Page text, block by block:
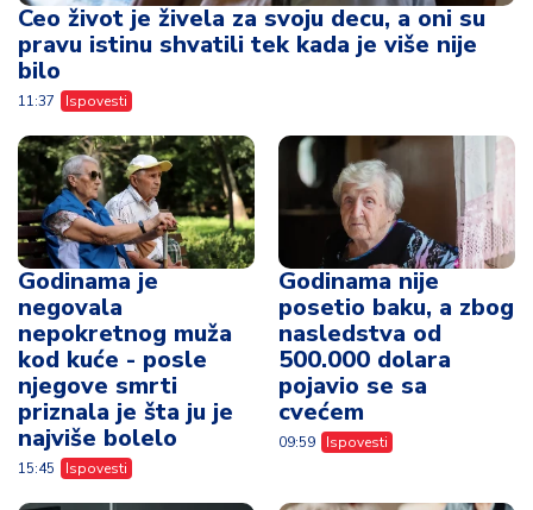
Ceo život je živela za svoju decu, a oni su
pravu istinu shvatili tek kada je više nije
bilo
11:37 Ispovesti
Godinama je
negovala
nepokretnog muža
kod kuće - posle
njegove smrti
priznala je šta ju je
najviše bolelo
15:45 Ispovesti
Godinama nije
posetio baku, a zbog
nasledstva od
500.000 dolara
pojavio se sa
cvećem
09:59 Ispovesti